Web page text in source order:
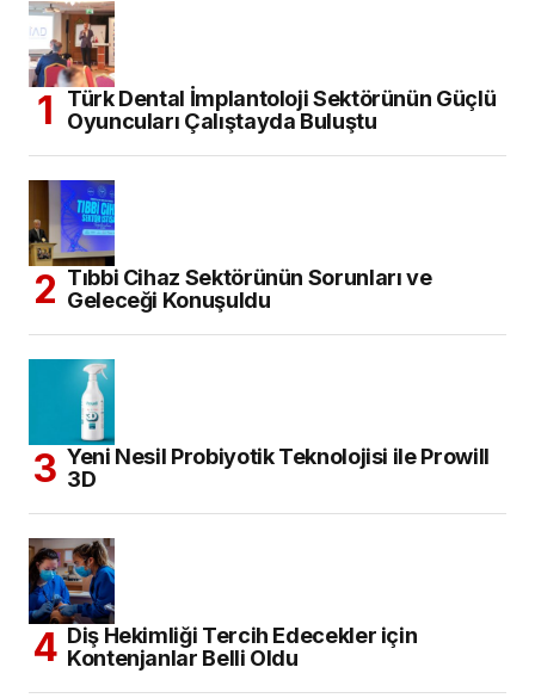
Türk Dental İmplantoloji Sektörünün Güçlü
Oyuncuları Çalıştayda Buluştu
Tıbbi Cihaz Sektörünün Sorunları ve
Geleceği Konuşuldu
Yeni Nesil Probiyotik Teknolojisi ile Prowill
3D
Diş Hekimliği Tercih Edecekler için
Kontenjanlar Belli Oldu